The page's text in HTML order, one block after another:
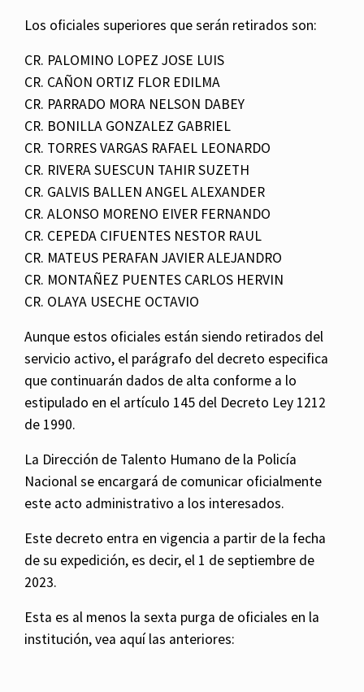
Los oficiales superiores que serán retirados son:
CR. PALOMINO LOPEZ JOSE LUIS
CR. CAÑON ORTIZ FLOR EDILMA
CR. PARRADO MORA NELSON DABEY
CR. BONILLA GONZALEZ GABRIEL
CR. TORRES VARGAS RAFAEL LEONARDO
CR. RIVERA SUESCUN TAHIR SUZETH
CR. GALVIS BALLEN ANGEL ALEXANDER
CR. ALONSO MORENO EIVER FERNANDO
CR. CEPEDA CIFUENTES NESTOR RAUL
CR. MATEUS PERAFAN JAVIER ALEJANDRO
CR. MONTAÑEZ PUENTES CARLOS HERVIN
CR. OLAYA USECHE OCTAVIO
Aunque estos oficiales están siendo retirados del
servicio activo, el parágrafo del decreto especifica
que continuarán dados de alta conforme a lo
estipulado en el artículo 145 del Decreto Ley 1212
de 1990.
La Dirección de Talento Humano de la Policía
Nacional se encargará de comunicar oficialmente
este acto administrativo a los interesados.
Este decreto entra en vigencia a partir de la fecha
de su expedición, es decir, el 1 de septiembre de
2023.
Esta es al menos la sexta purga de oficiales en la
institución, vea aquí las anteriores: